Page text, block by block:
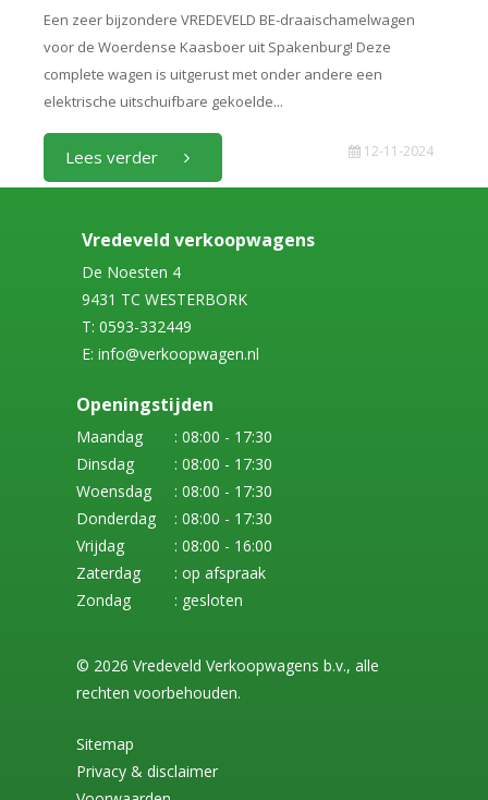
Een zeer bijzondere VREDEVELD BE-draaischamelwagen
voor de Woerdense Kaasboer uit Spakenburg! Deze
complete wagen is uitgerust met onder andere een
elektrische uitschuifbare gekoelde...
Lees verder 12-11-2024
Vredeveld verkoopwagens
De Noesten 4
9431 TC WESTERBORK
T: 0593-332449
E: info@verkoopwagen.nl
Openingstijden
Maandag
: 08:00 - 17:30
Dinsdag
: 08:00 - 17:30
Woensdag
: 08:00 - 17:30
Donderdag
: 08:00 - 17:30
Vrijdag
: 08:00 - 16:00
Zaterdag
: op afspraak
Zondag
: gesloten
© 2026 Vredeveld Verkoopwagens b.v., alle
rechten voorbehouden.
Sitemap
Privacy & disclaimer